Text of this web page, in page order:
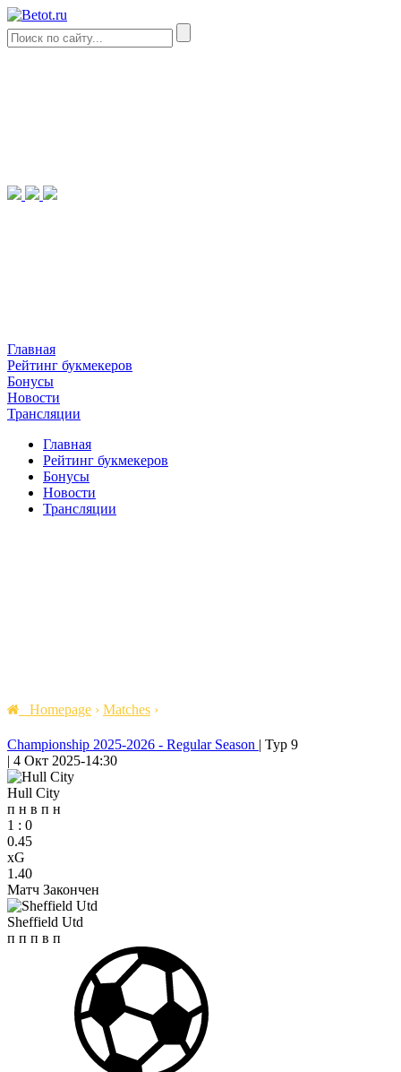
Главная
Рейтинг букмекеров
Бонусы
Новости
Трансляции
Главная
Рейтинг букмекеров
Бонусы
Новости
Трансляции
Homepage › Matches ›
Championship 2025-2026 - Regular Season | Тур 9
| 4 Окт 2025-14:30
Hull City
п н в п н
1 : 0
0.45
xG
1.40
Матч Закончен
Sheffield Utd
п п п в п